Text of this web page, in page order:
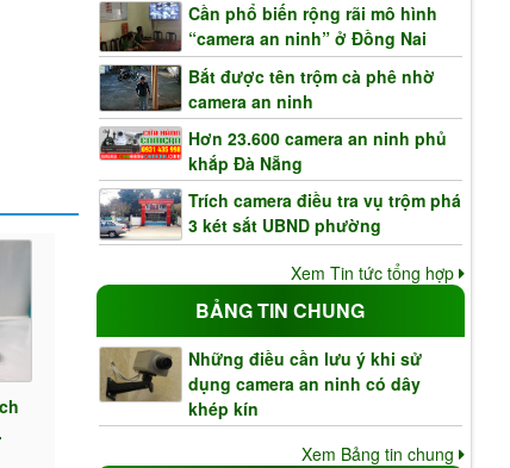
Cần phổ biến rộng rãi mô hình
“camera an ninh” ở Đồng Nai
Bắt được tên trộm cà phê nhờ
camera an ninh
Hơn 23.600 camera an ninh phủ
khắp Đà Nẵng
Trích camera điều tra vụ trộm phá
3 két sắt UBND phường
Xem Tin tức tổng hợp
BẢNG TIN CHUNG
Những điều cần lưu ý khi sử
dụng camera an ninh có dây
khép kín
Xem Bảng tin chung